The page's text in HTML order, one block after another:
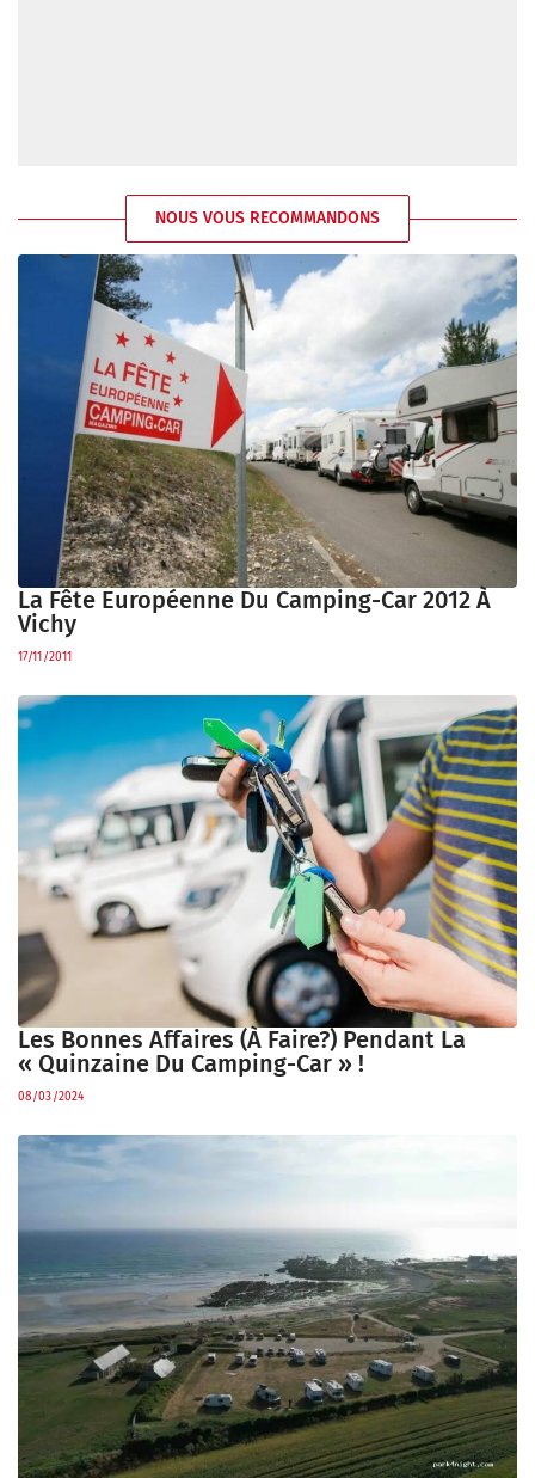
NOUS VOUS RECOMMANDONS
La Fête Européenne Du Camping-Car 2012 À
Vichy
17/11/2011
Les Bonnes Affaires (à Faire?) Pendant La
« Quinzaine Du Camping-Car » !
08/03/2024